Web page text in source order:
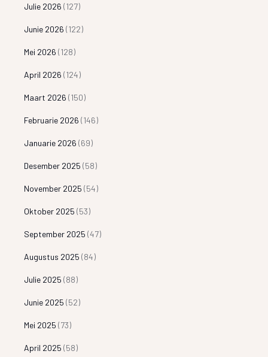
Julie 2026 (127)
Junie 2026 (122)
Mei 2026 (128)
April 2026 (124)
Maart 2026 (150)
Februarie 2026 (146)
Januarie 2026 (69)
Desember 2025 (58)
November 2025 (54)
Oktober 2025 (53)
September 2025 (47)
Augustus 2025 (84)
Julie 2025 (88)
Junie 2025 (52)
Mei 2025 (73)
April 2025 (58)